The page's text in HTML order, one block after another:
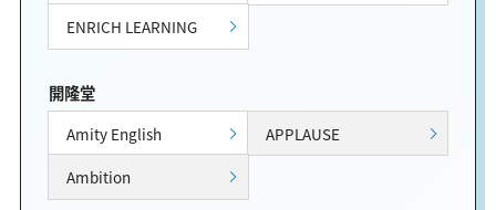
ENRICH LEARNING
開隆堂
Amity English
APPLAUSE
Ambition